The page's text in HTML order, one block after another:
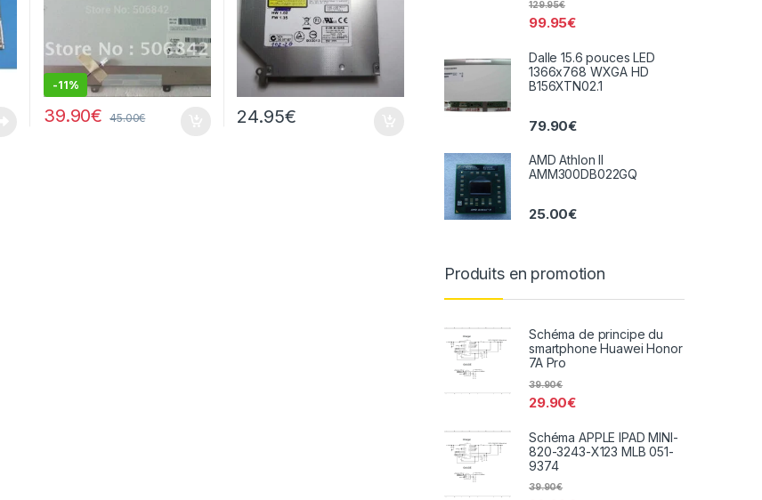
-11%
39.90€ 45.00€ 24.95€
99.95€
129.95€
Dalle 15.6 pouces LED
1366x768 WXGA HD
B156XTN02.1
79.90€
AMD Athlon II
AMM300DB022GQ
25.00€
Produits en promotion
Schéma de principe du
smartphone Huawei Honor
7A Pro
29.90€
39.90€
Schéma APPLE IPAD MINI-
820-3243-X123 MLB 051-
9374
39.90€